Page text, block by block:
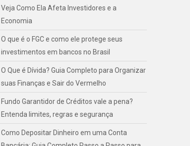
Veja Como Ela Afeta Investidores e a
Economia
O que é o FGC e como ele protege seus
investimentos em bancos no Brasil
O Que é Dívida? Guia Completo para Organizar
suas Finanças e Sair do Vermelho
Fundo Garantidor de Créditos vale a pena?
Entenda limites, regras e segurança
Como Depositar Dinheiro em uma Conta